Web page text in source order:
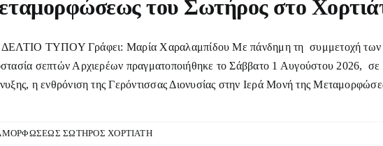
του Σωτήρος στο
ΤΥΠΟΥ Γράφει: Μαρία Χαραλαμπίδου Με πάνδημη τη συμμετοχή των
σεπτών Αρχιερέων πραγματοποιήθηκε το Σάββατο 1 Αυγούστου 2026, σε
η ενθρόνιση της Γερόντισσας Διονυσίας στην Ιερά Μονή της
ΣΩΤΗΡΟΣ ΧΟΡΤΙΑΤΗ